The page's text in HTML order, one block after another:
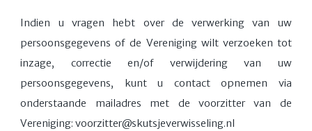
Indien u vragen hebt over de verwerking van uw
persoonsgegevens of de Vereniging wilt verzoeken tot
inzage, correctie en/of verwijdering van uw
persoonsgegevens, kunt u contact opnemen via
onderstaande mailadres met de voorzitter van de
Vereniging: voorzitter@skutsjeverwisseling.nl